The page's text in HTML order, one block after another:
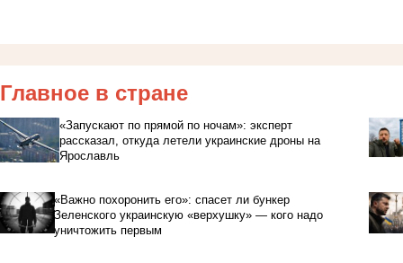
Главное в стране
«Запускают по прямой по ночам»: эксперт
рассказал, откуда летели украинские дроны на
Ярославль
«Важно похоронить его»: спасет ли бункер
Зеленского украинскую «верхушку» — кого надо
уничтожить первым